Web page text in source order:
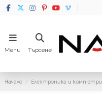
Menu Търсене
Начало Електроника и компютри